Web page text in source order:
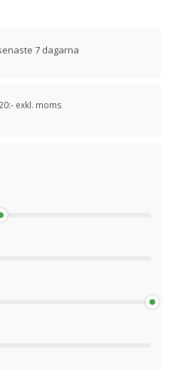
7 dagarna
exkl. moms